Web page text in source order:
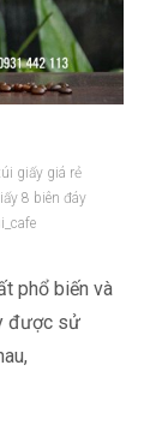
giấy giá rẻ
8 biên đáy
phổ biến và
được sử